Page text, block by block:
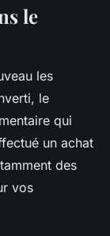
le
les
le
qui
un achat
des
vos